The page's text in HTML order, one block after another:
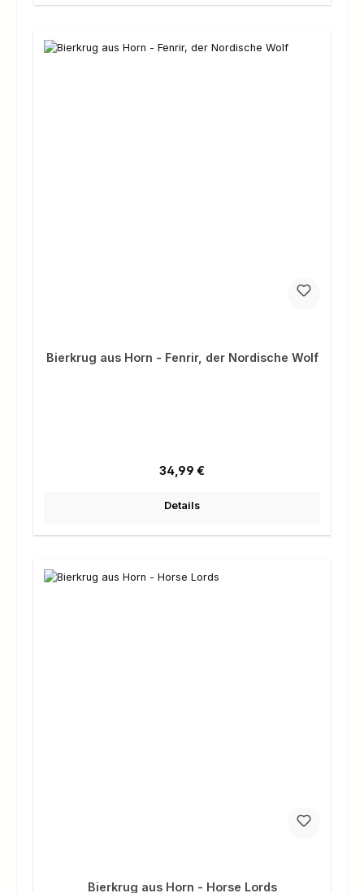
Bierkrug aus Horn - Fenrir, der Nordische Wolf
Regulärer Preis:
34,99 €
Details
Bierkrug aus Horn - Horse Lords